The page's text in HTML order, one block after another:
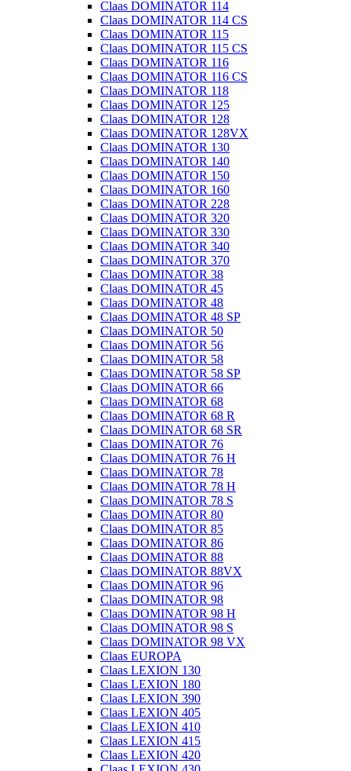
Claas DOMINATOR 114
Claas DOMINATOR 114 CS
Claas DOMINATOR 115
Claas DOMINATOR 115 CS
Claas DOMINATOR 116
Claas DOMINATOR 116 CS
Claas DOMINATOR 118
Claas DOMINATOR 125
Claas DOMINATOR 128
Claas DOMINATOR 128VX
Claas DOMINATOR 130
Claas DOMINATOR 140
Claas DOMINATOR 150
Claas DOMINATOR 160
Claas DOMINATOR 228
Claas DOMINATOR 320
Claas DOMINATOR 330
Claas DOMINATOR 340
Claas DOMINATOR 370
Claas DOMINATOR 38
Claas DOMINATOR 45
Claas DOMINATOR 48
Claas DOMINATOR 48 SP
Claas DOMINATOR 50
Claas DOMINATOR 56
Claas DOMINATOR 58
Claas DOMINATOR 58 SP
Claas DOMINATOR 66
Claas DOMINATOR 68
Claas DOMINATOR 68 R
Claas DOMINATOR 68 SR
Claas DOMINATOR 76
Claas DOMINATOR 76 H
Claas DOMINATOR 78
Claas DOMINATOR 78 H
Claas DOMINATOR 78 S
Claas DOMINATOR 80
Claas DOMINATOR 85
Claas DOMINATOR 86
Claas DOMINATOR 88
Claas DOMINATOR 88VX
Claas DOMINATOR 96
Claas DOMINATOR 98
Claas DOMINATOR 98 H
Claas DOMINATOR 98 S
Claas DOMINATOR 98 VX
Claas EUROPA
Claas LEXION 130
Claas LEXION 180
Claas LEXION 390
Claas LEXION 405
Claas LEXION 410
Claas LEXION 415
Claas LEXION 420